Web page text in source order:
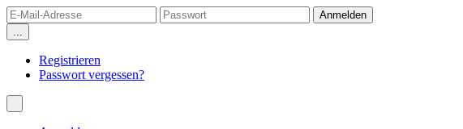
...
Registrieren
Passwort vergessen?